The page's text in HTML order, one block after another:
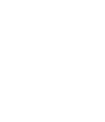
Palmeiras vê
Coordenador do
‘Temos plena